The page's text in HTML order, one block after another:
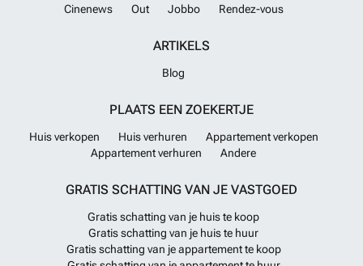
Cinenews
Out Jobbo Rendez-vous
ARTIKELS
Blog
PLAATS EEN ZOEKERTJE
Huis verkopen Huis verhuren
Appartement verkopen
Appartement verhuren
Andere
GRATIS SCHATTING VAN JE VASTGOED
Gratis schatting van je huis te koop
Gratis schatting van je huis te huur
Gratis schatting van je appartement te koop